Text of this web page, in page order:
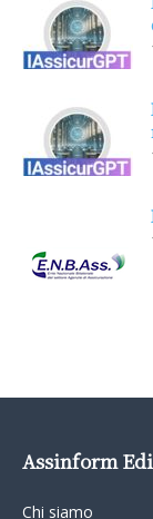
Assinform
Chi siamo